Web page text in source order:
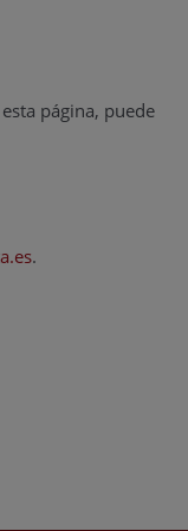
página, puede
.